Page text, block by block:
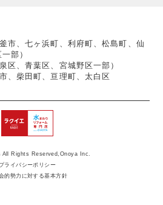
ライバシーポリシー
的勢力に対する基本方針
Rights Reserved,Onoya Inc.
市、七ヶ浜町、利府町、松島町、仙
部）
区、青葉区、宮城野区一部）
、柴田町、亘理町、太白区